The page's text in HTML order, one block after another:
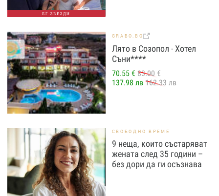
БГ ЗВЕЗДИ
GRABO.BG
Лято в Созопол - Хотел
Съни****
70.55 € 83.00 €
137.98 лв 162.33 лв
СВОБОДНО ВРЕМЕ
9 неща, които състаряват
жената след 35 години –
без дори да ги осъзнава